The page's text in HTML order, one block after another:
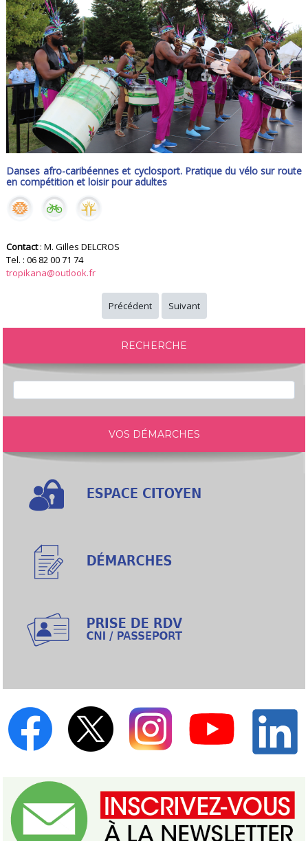
Danses afro-caribéennes et cyclosport. Pratique du vélo sur route
en compétition et loisir pour adultes
Contact: M. Gilles DELCROS
Tel. : 06 82 00 71 74
tropikana@outlook.fr
Précédent Suivant
RECHERCHE
VOS DÉMARCHES